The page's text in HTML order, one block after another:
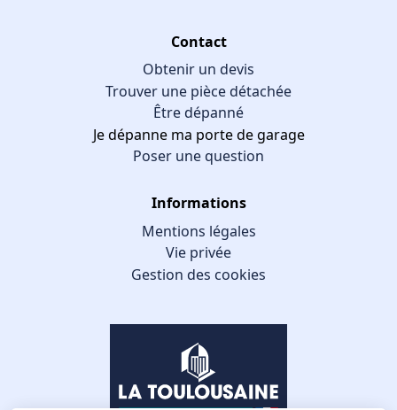
Contact
Obtenir un devis
Trouver une pièce détachée
Être dépanné
Je dépanne ma porte de garage
Poser une question
Informations
Mentions légales
Vie privée
Gestion des cookies